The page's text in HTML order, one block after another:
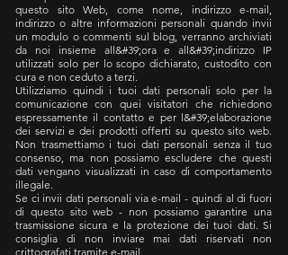
questo sito Web, come nome, indirizzo e-mail,
indirizzo o altre informazioni personali quando invii
un modulo o commenti sul blog, verranno archiviati
da noi insieme all&#39;ora e all&#39;indirizzo IP
utilizzati solo per lo scopo dichiarato, custodito con
cura e non ceduto a terzi.
Utilizziamo quindi i tuoi dati personali solo per la
comunicazione con quei visitatori che richiedono
espressamente il contatto e per l&#39;elaborazione
dei servizi e dei prodotti offerti su questo sito web.
Non trasmettiamo i tuoi dati personali senza il tuo
consenso, ma non possiamo escludere che questi
dati vengano visualizzati in caso di comportamento
illegale.
Se ci invii dati personali via e-mail - quindi al di fuori
di questo sito web - non possiamo garantire una
trasmissione sicura e la protezione dei tuoi dati. Si
consiglia di non inviare mai dati riservati non
crittografati tramite e-mail.